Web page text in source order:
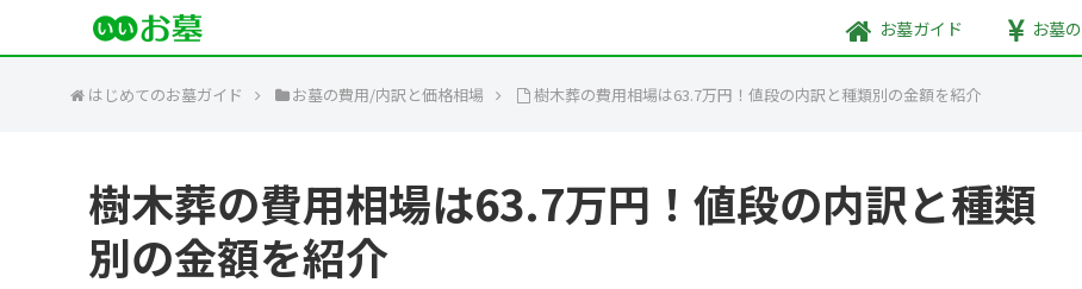
お墓ガイド お墓の
はじめてのお墓ガイド お墓の費用/内訳と価格相場 樹木葬の費用相場は63.7万円！値段の内訳と種類別の金額を紹介
樹木葬の費用相場は63.7万円！値段の内訳と種類
別の金額を紹介